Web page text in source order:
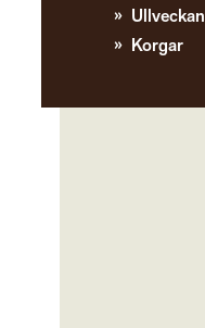
Ullveckan
Korgar